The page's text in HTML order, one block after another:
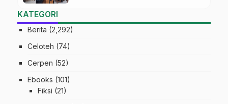
KATEGORI
Berita (2,292)
Celoteh (74)
Cerpen (52)
Ebooks (101)
Fiksi (21)